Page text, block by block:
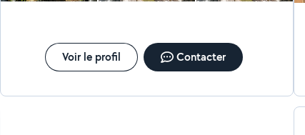
Voir le profil Contacter